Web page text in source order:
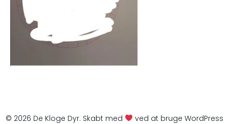
© 2026 De Kloge Dyr. Skabt med
ved at bruge WordPress